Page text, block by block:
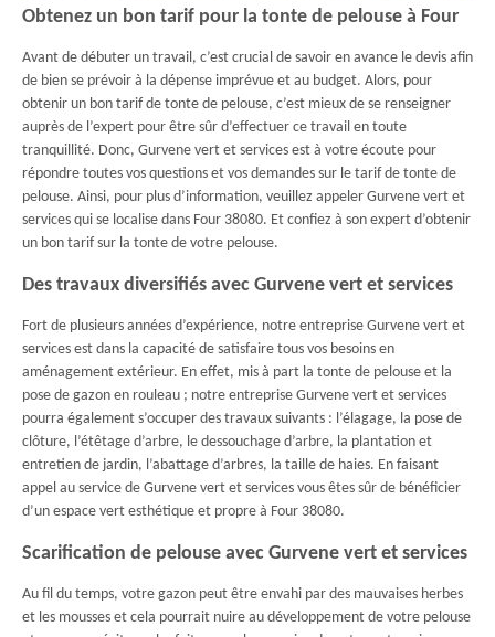
Obtenez un bon tarif pour la tonte de pelouse à Four
Avant de débuter un travail, c’est crucial de savoir en avance le devis afin
de bien se prévoir à la dépense imprévue et au budget. Alors, pour
obtenir un bon tarif de tonte de pelouse, c’est mieux de se renseigner
auprès de l’expert pour être sûr d’effectuer ce travail en toute
tranquillité. Donc, Gurvene vert et services est à votre écoute pour
répondre toutes vos questions et vos demandes sur le tarif de tonte de
pelouse. Ainsi, pour plus d’information, veuillez appeler Gurvene vert et
services qui se localise dans Four 38080. Et confiez à son expert d’obtenir
un bon tarif sur la tonte de votre pelouse.
Des travaux diversifiés avec Gurvene vert et services
Fort de plusieurs années d’expérience, notre entreprise Gurvene vert et
services est dans la capacité de satisfaire tous vos besoins en
aménagement extérieur. En effet, mis à part la tonte de pelouse et la
pose de gazon en rouleau ; notre entreprise Gurvene vert et services
pourra également s’occuper des travaux suivants : l’élagage, la pose de
clôture, l’étêtage d’arbre, le dessouchage d’arbre, la plantation et
entretien de jardin, l’abattage d’arbres, la taille de haies. En faisant
appel au service de Gurvene vert et services vous êtes sûr de bénéficier
d’un espace vert esthétique et propre à Four 38080.
Scarification de pelouse avec Gurvene vert et services
Au fil du temps, votre gazon peut être envahi par des mauvaises herbes
et les mousses et cela pourrait nuire au développement de votre pelouse